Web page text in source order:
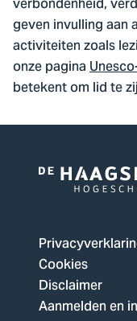
geven invulling aan
activiteiten zoals
onze pagina
betekent om lid te
Logo
De
Haagse
Hogeschool,
ga
naar
Cookies
Disclaimer
Aanmelden en